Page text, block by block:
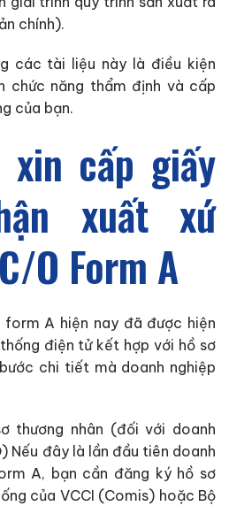
chính).
các tài liệu này là điều kiện
chức năng thẩm định và cấp
của bạn.
cấp giấy
xuất xứ
O Form A
A hiện nay đã được hiện
điện tử kết hợp với hồ sơ
chi tiết mà doanh nghiệp
thương nhân (đối với doanh
Nếu đây là lần đầu tiên doanh
A, bạn cần đăng ký hồ sơ
của VCCI (Comis) hoặc Bộ